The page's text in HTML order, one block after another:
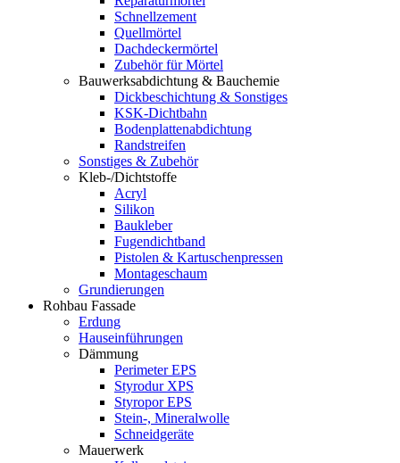
Schnellzement
Quellmörtel
Dachdeckermörtel
Zubehör für Mörtel
Bauwerksabdichtung & Bauchemie
Dickbeschichtung & Sonstiges
KSK-Dichtbahn
Bodenplattenabdichtung
Randstreifen
Sonstiges & Zubehör
Kleb-/Dichtstoffe
Acryl
Silikon
Baukleber
Fugendichtband
Pistolen & Kartuschenpressen
Montageschaum
Grundierungen
Rohbau Fassade
Erdung
Hauseinführungen
Dämmung
Perimeter EPS
Styrodur XPS
Styropor EPS
Stein-, Mineralwolle
Schneidgeräte
Mauerwerk